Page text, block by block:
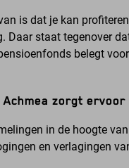
is dat je kan
Daar staat tegenover
belegt
Achmea zorgt
in de hoogte
en verlagingen